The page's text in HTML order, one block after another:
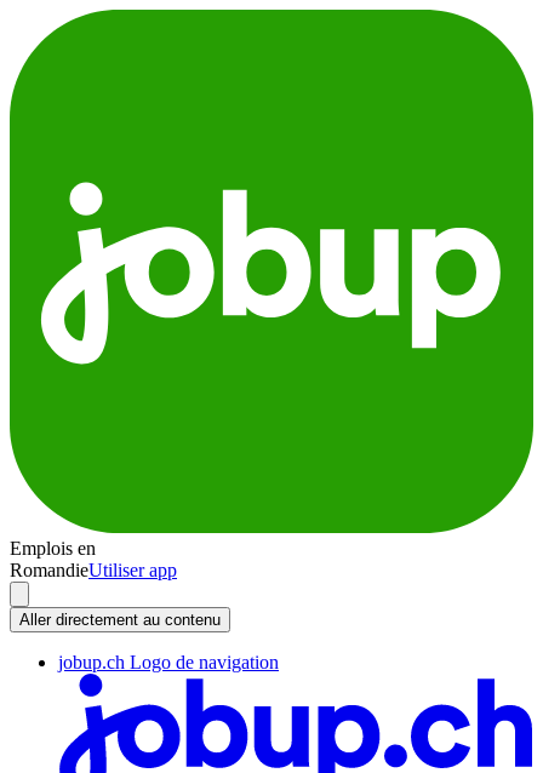
Emplois en
RomandieUtiliser app
Aller directement au contenu
jobup.ch Logo de navigation